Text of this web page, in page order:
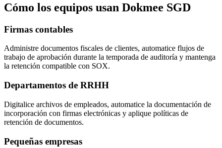
Cómo los equipos usan Dokmee SGD
Firmas contables
Administre documentos fiscales de clientes, automatice flujos de
trabajo de aprobación durante la temporada de auditoría y mantenga
la retención compatible con SOX.
Departamentos de RRHH
Digitalice archivos de empleados, automatice la documentación de
incorporación con firmas electrónicas y aplique políticas de
retención de documentos.
Pequeñas empresas